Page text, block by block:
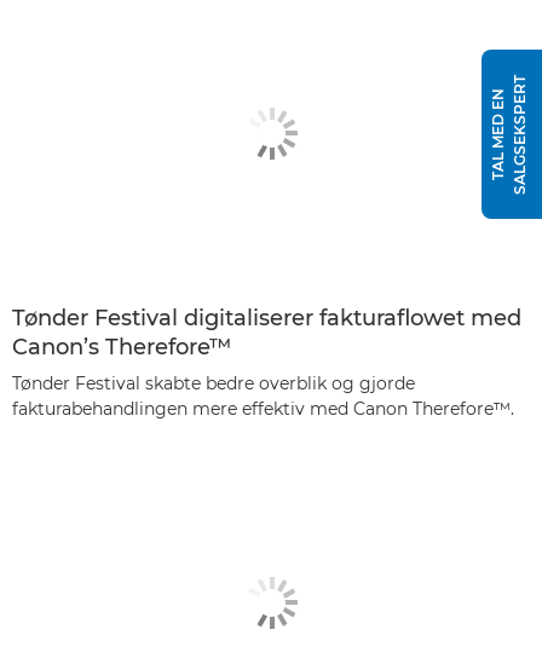
Tønder Festival digitaliserer fakturaflowet med
Canon’s Therefore™
Tønder Festival skabte bedre overblik og gjorde
fakturabehandlingen mere effektiv med Canon Therefore™.
T
A
L
M
E
D
E
N
S
A
L
G
S
E
K
S
P
E
RT